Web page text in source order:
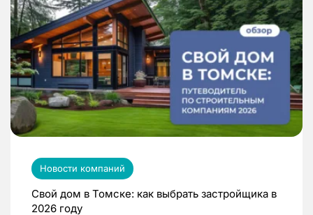
Новости компаний
Свой дом в Томске: как выбрать застройщика в
2026 году